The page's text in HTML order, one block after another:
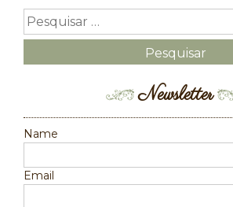
Newsletter
Name
Email